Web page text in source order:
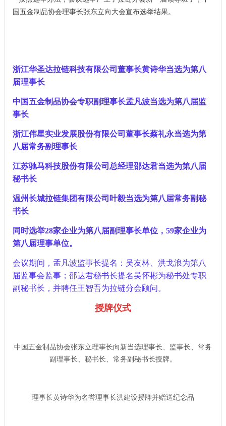
国五金制品协会理事长张东立向大会宣布选举结果。
浙江华圣达拉链科技有限公司董事长黄诗华当选为第八
届理事长
中国五金制品协会专职副理事长孟凡波当选为第八届监
事长
浙江伟星实业发展股份有限公司董事长蔡礼永当选为第
八届常务副理事长
江苏驰马科技股份有限公司总经理邵达君当选为第八届
秘书长
温州长城拉链集团有限公司叶毅当选为第八届常务副秘
书长
同时选举28家企业为第八届副理事长单位，59家企业为
第八届理事单位。
会议期间，孟凡波监事长提名：吴友林、洪戈浪为第八
届监事会监事；邵达君秘书长提名吴怀彬为秘书处专职
副秘书长，并聘任王智吾为拉链分会顾问。
授牌仪式
中国五金制品协会张东立理事长向新当选理事长、监事长、常务
副理事长、秘书长、常务副秘书长授牌。
理事长黄诗华为名誉理事长洪建设授牌并赠送纪念品